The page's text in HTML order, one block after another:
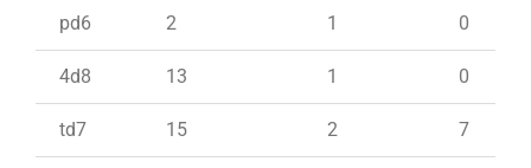
pd6 2 1 0
4d8 13 1 0
td7 15 2 7